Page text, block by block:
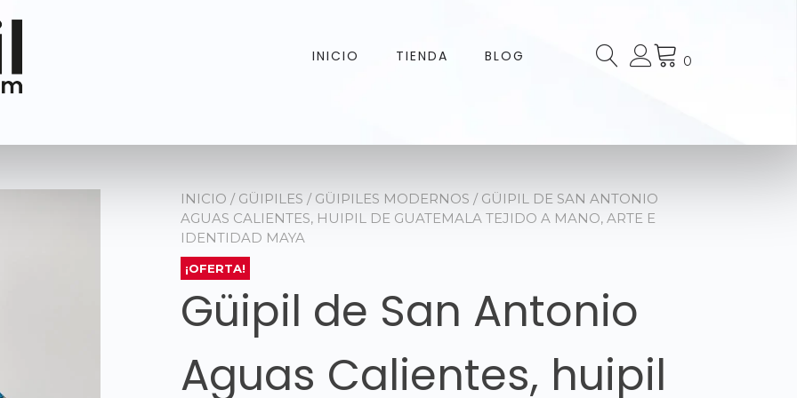
INICIO TIENDA BLOG 0
INICIO / GÜIPILES / GÜIPILES MODERNOS / GÜIPIL DE SAN ANTONIO
AGUAS CALIENTES, HUIPIL DE GUATEMALA TEJIDO A MANO, ARTE E
IDENTIDAD MAYA
¡OFERTA!
Güipil de San Antonio
Aguas Calientes, huipil